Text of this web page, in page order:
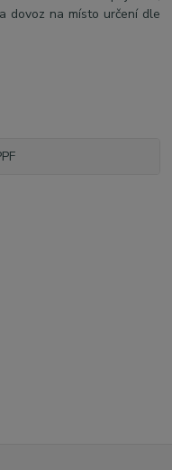
dovoz na místo určení dle